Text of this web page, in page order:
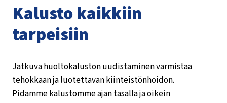
Kalusto kaikkiin
tarpeisiin
Jatkuva huoltokaluston uudistaminen varmistaa
tehokkaan ja luotettavan kiinteistönhoidon.
Pidämme kalustomme ajan tasalla ja oikein